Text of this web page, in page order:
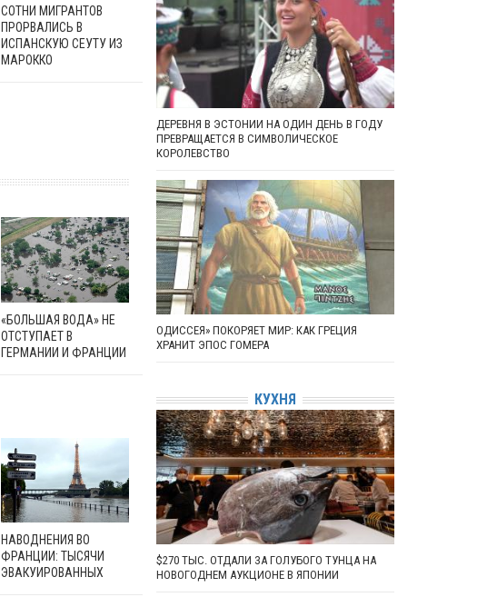
СОТНИ МИГРАНТОВ
ПРОРВАЛИСЬ В
ИСПАНСКУЮ СЕУТУ ИЗ
МАРОККО
«БОЛЬШАЯ ВОДА» НЕ
ОТСТУПАЕТ В
ГЕРМАНИИ И ФРАНЦИИ
НАВОДНЕНИЯ ВО
ФРАНЦИИ: ТЫСЯЧИ
ЭВАКУИРОВАННЫХ
ДЕРЕВНЯ В ЭСТОНИИ НА ОДИН ДЕНЬ В ГОДУ
ПРЕВРАЩАЕТСЯ В СИМВОЛИЧЕСКОЕ
КОРОЛЕВСТВО
ОДИССЕЯ» ПОКОРЯЕТ МИР: КАК ГРЕЦИЯ
ХРАНИТ ЭПОС ГОМЕРА
КУХНЯ
$270 ТЫС. ОТДАЛИ ЗА ГОЛУБОГО ТУНЦА НА
НОВОГОДНЕМ АУКЦИОНЕ В ЯПОНИИ